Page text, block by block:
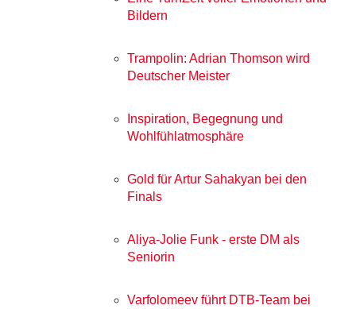
Bildern
Trampolin: Adrian Thomson wird
Deutscher Meister
Inspiration, Begegnung und
Wohlfühlatmosphäre
Gold für Artur Sahakyan bei den
Finals
Aliya-Jolie Funk - erste DM als
Seniorin
Varfolomeev führt DTB-Team bei